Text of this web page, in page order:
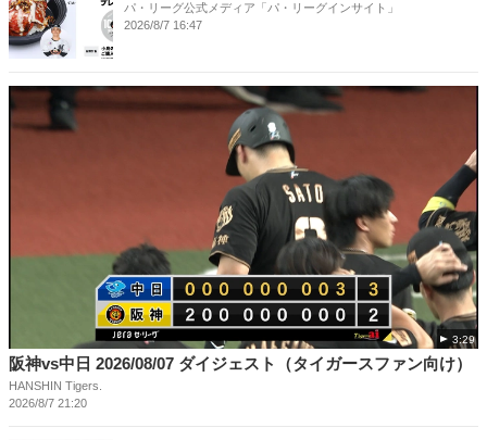
パ・リーグ公式メディア「パ・リーグインサイト」
2026/8/7 16:47
3:29
阪神vs中日 2026/08/07 ダイジェスト（タイガースファン向け）
HANSHIN Tigers.
2026/8/7 21:20